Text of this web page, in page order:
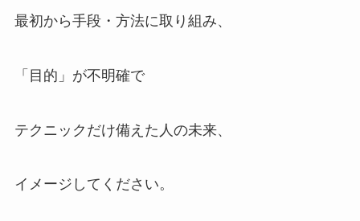
最初から手段・方法に取り組み、
「目的」が不明確で
テクニックだけ備えた人の未来、
イメージしてください。